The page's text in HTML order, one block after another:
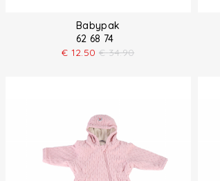
Babypak
62 68 74
€ 12.50 € 34.90